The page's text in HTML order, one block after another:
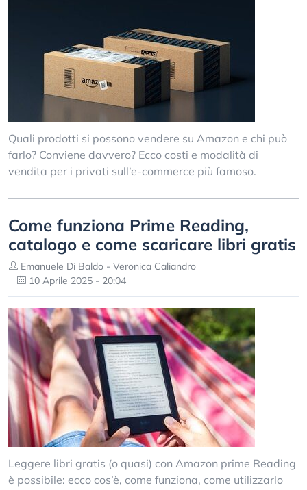
Quali prodotti si possono vendere su Amazon e chi può
farlo? Conviene davvero? Ecco costi e modalità di
vendita per i privati sull’e-commerce più famoso.
Come funziona Prime Reading,
catalogo e come scaricare libri gratis
Emanuele Di Baldo - Veronica Caliandro
10 Aprile 2025 - 20:04
Leggere libri gratis (o quasi) con Amazon prime Reading
è possibile: ecco cos’è, come funziona, come utilizzarlo